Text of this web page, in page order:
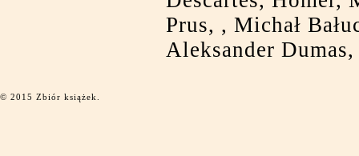
Prus, , Michał
Aleksander Dumas,
© 2015 Zbiór książek.